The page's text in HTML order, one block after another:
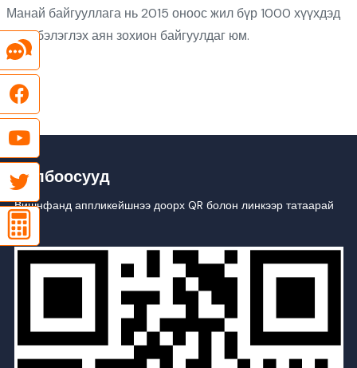
Манай байгууллага нь 2015 оноос жил бүр 1000 хүүхдэд
цүнх бэлэглэх аян зохион байгуулдаг юм.
Холбоосууд
Вишнфанд аппликейшнээ доорх QR болон линкээр татаарай